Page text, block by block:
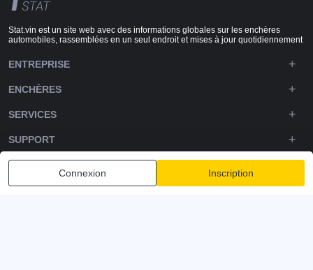
Connexion Inscription
Stat.vin est un site web avec des informations globales sur les enchères
automobiles, rassemblées en un seul endroit et mises à jour quotidiennement
ENTREPRISE
ENCHÈRES
SERVICES
SUPPORT
DOWNLOADS
SUIVEZ-NOUS